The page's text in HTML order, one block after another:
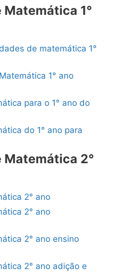
1°
de matemática 1°
1° ano
para o 1° ano do
do 1° ano para
2°
2° ano
2° ano
2° ano ensino
2° ano adição e